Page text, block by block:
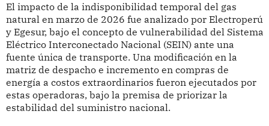
El impacto de la indisponibilidad temporal del gas
natural en marzo de 2026 fue analizado por Electroperú
y Egesur, bajo el concepto de vulnerabilidad del Sistema
Eléctrico Interconectado Nacional (SEIN) ante una
fuente única de transporte. Una modificación en la
matriz de despacho e incremento en compras de
energía a costos extraordinarios fueron ejecutados por
estas operadoras, bajo la premisa de priorizar la
estabilidad del suministro nacional.